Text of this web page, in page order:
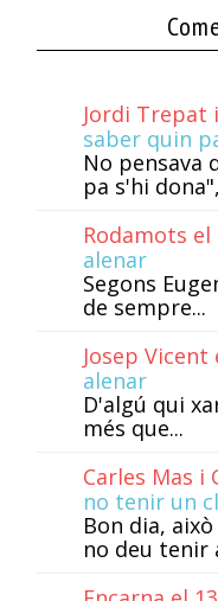
Jordi Trepat
saber quin
No pensava
pa s'hi
Rodamots el
alenar
Segons
de sempre...
Josep Vicent
alenar
D'algú qui
més que...
Carles Mas i
no tenir un
Bon dia,
no deu tenir